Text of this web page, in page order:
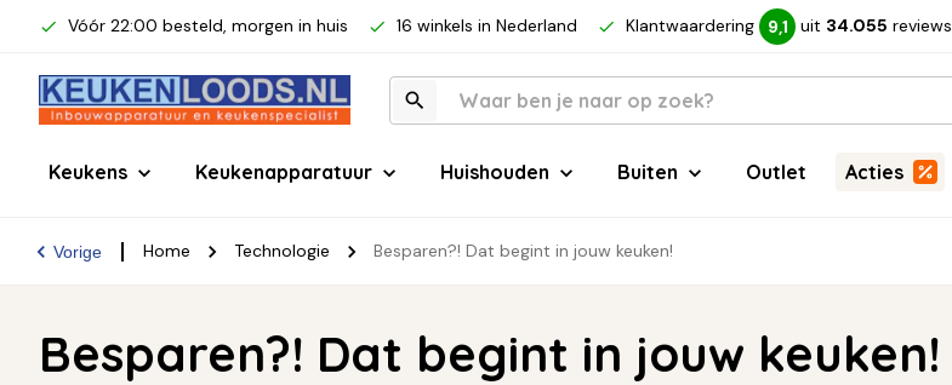
Vóór 22:00 besteld, morgen in huis 16 winkels in Nederland Klantwaardering 9,1 uit 34.055 reviews
Keukens Keukenapparatuur Huishouden Buiten Outlet Acties
Vorige Home Technologie Besparen?! Dat begint in jouw keuken!
Besparen?! Dat begint in jouw keuken!